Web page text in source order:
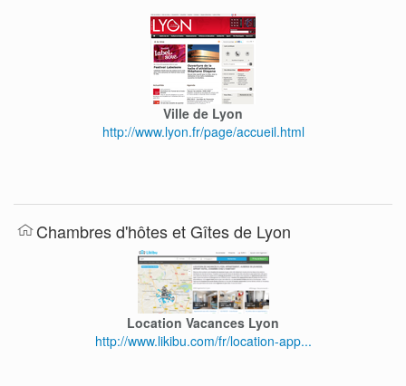
Ville de Lyon
http://www.lyon.fr/page/accueil.html
Chambres d'hôtes et Gîtes de Lyon
Location Vacances Lyon
http://www.likibu.com/fr/location-app...